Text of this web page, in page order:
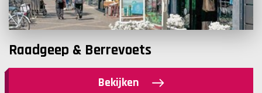
Raadgeep & Berrevoets
Bekijken